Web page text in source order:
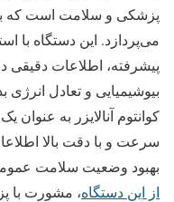
پزشکی و سلامت است که
می‌پردازد. این دستگاه با
پیشرفته، اطلاعات
بیوشیمیایی و تعادل انرژی
کوانتوم آنالایزر به عنوان
سرعت و با دقت بالا
بهبود وضعیت سلامت
از این دستگاه، مشورت با